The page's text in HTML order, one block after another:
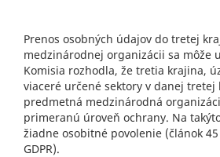
Prenos osobných údajov do tretej
medzinárodnej organizácii sa môže
Komisia rozhodla, že tretia krajina,
viaceré určené sektory v danej tretej
predmetná medzinárodná
primeranú úroveň ochrany. Na
žiadne osobitné povolenie (článok
GDPR).